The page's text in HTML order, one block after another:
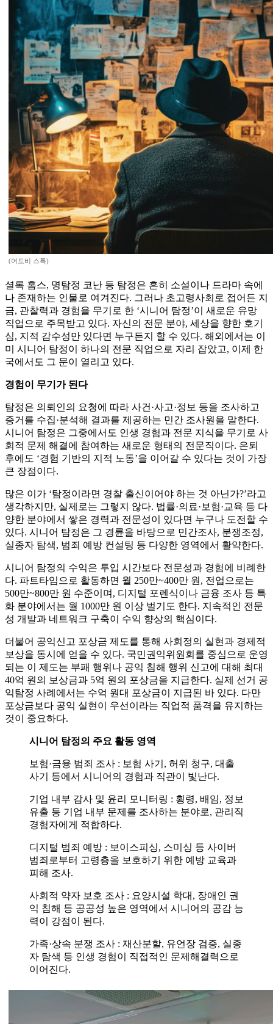
(어도비 스톡)
셜록 홈스, 명탐정 코난 등 탐정은 흔히 소설이나 드라마 속에
나 존재하는 인물로 여겨진다. 그러나 초고령사회로 접어든 지
금, 관찰력과 경험을 무기로 한 ‘시니어 탐정’이 새로운 유망
직업으로 주목받고 있다. 자신의 전문 분야, 세상을 향한 호기
심, 지적 감수성만 있다면 누구든지 할 수 있다. 해외에서는 이
미 시니어 탐정이 하나의 전문 직업으로 자리 잡았고, 이제 한
국에서도 그 문이 열리고 있다.
경험이 무기가 된다
탐정은 의뢰인의 요청에 따라 사건·사고·정보 등을 조사하고
증거를 수집·분석해 결과를 제공하는 민간 조사원을 말한다.
시니어 탐정은 그중에서도 인생 경험과 전문 지식을 무기로 사
회적 문제 해결에 참여하는 새로운 형태의 전문직이다. 은퇴
후에도 ‘경험 기반의 지적 노동’을 이어갈 수 있다는 것이 가장
큰 장점이다.
많은 이가 ‘탐정이라면 경찰 출신이어야 하는 것 아닌가?’라고
생각하지만, 실제로는 그렇지 않다. 법률·의료·보험·교육 등 다
양한 분야에서 쌓은 경력과 전문성이 있다면 누구나 도전할 수
있다. 시니어 탐정은 그 경륜을 바탕으로 민간조사, 분쟁조정,
실종자 탐색, 범죄 예방 컨설팅 등 다양한 영역에서 활약한다.
시니어 탐정의 수익은 투입 시간보다 전문성과 경험에 비례한
다. 파트타임으로 활동하면 월 250만~400만 원, 전업으로는
500만~800만 원 수준이며, 디지털 포렌식이나 금융 조사 등 특
화 분야에서는 월 1000만 원 이상 벌기도 한다. 지속적인 전문
성 개발과 네트워크 구축이 수익 향상의 핵심이다.
더불어 공익신고 포상금 제도를 통해 사회정의 실현과 경제적
보상을 동시에 얻을 수 있다. 국민권익위원회를 중심으로 운영
되는 이 제도는 부패 행위나 공익 침해 행위 신고에 대해 최대
40억 원의 보상금과 5억 원의 포상금을 지급한다. 실제 선거 공
익탐정 사례에서는 수억 원대 포상금이 지급된 바 있다. 다만
포상금보다 공익 실현이 우선이라는 직업적 품격을 유지하는
것이 중요하다.
시니어 탐정의 주요 활동 영역
보험·금융 범죄 조사 : 보험 사기, 허위 청구, 대출
사기 등에서 시니어의 경험과 직관이 빛난다.
기업 내부 감사 및 윤리 모니터링 : 횡령, 배임, 정보
유출 등 기업 내부 문제를 조사하는 분야로, 관리직
경험자에게 적합하다.
디지털 범죄 예방 : 보이스피싱, 스미싱 등 사이버
범죄로부터 고령층을 보호하기 위한 예방 교육과
피해 조사.
사회적 약자 보호 조사 : 요양시설 학대, 장애인 권
익 침해 등 공공성 높은 영역에서 시니어의 공감 능
력이 강점이 된다.
가족·상속 분쟁 조사 : 재산분할, 유언장 검증, 실종
자 탐색 등 인생 경험이 직접적인 문제해결력으로
이어진다.